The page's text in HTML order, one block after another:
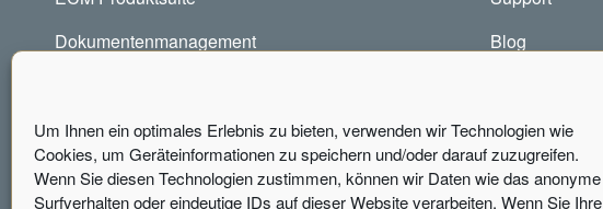
Um Ihnen ein optimales Erlebnis zu bieten, verwenden wir Technologien wie
Cookies, um Geräteinformationen zu speichern und/oder darauf zuzugreifen.
Wenn Sie diesen Technologien zustimmen, können wir Daten wie das anonyme
Surfverhalten oder eindeutige IDs auf dieser Website verarbeiten. Wenn Sie Ihre
Dokumentenmanagement
Dokumentenlenkung / QM
Eingangsrechnungsverarbeitung
Blog
Referenzen
Downloads